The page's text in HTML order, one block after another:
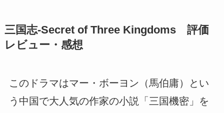
三国志-Secret of Three Kingdoms 評価
レビュー・感想
このドラマはマー・ボーヨン（馬伯庸）とい
う中国で大人気の作家の小説「三国機密」を